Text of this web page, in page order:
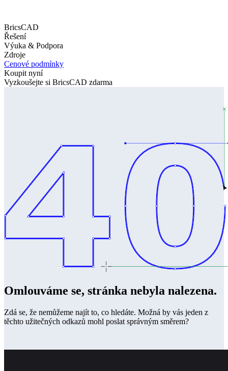
BricsCAD
Řešení
Výuka & Podpora
Zdroje
Cenové podmínky
Koupit nyní
Vyzkoušejte si BricsCAD zdarma
Omlouváme se, stránka nebyla nalezena.
Zdá se, že nemůžeme najít to, co hledáte. Možná by vás jeden z
těchto užitečných odkazů mohl poslat správným směrem?